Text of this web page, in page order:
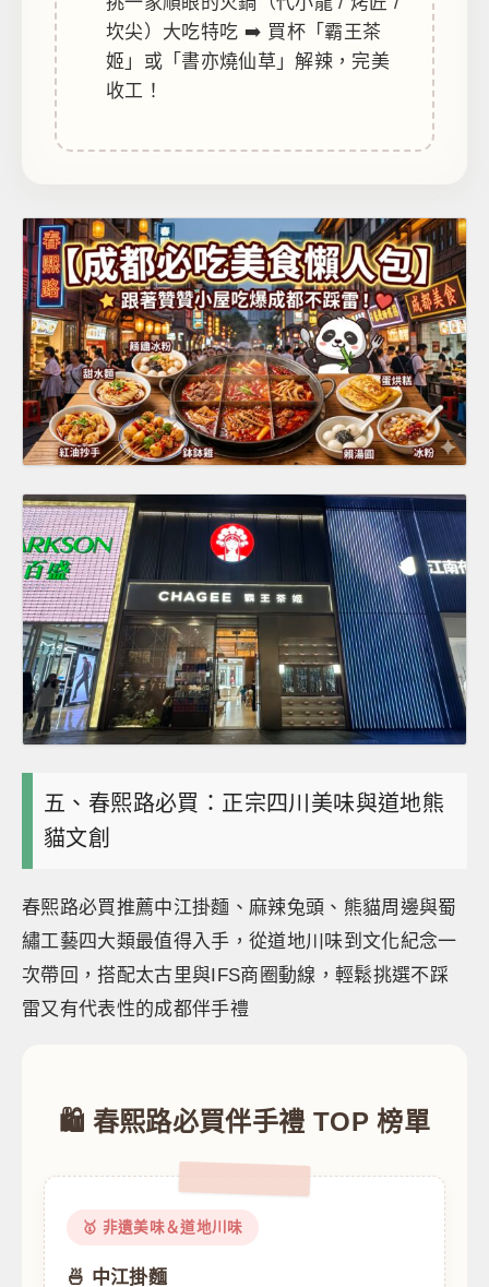
坎尖）大吃特吃 ➡️ 買杯「霸王茶
姬」或「書亦燒仙草」解辣，完美
收工！
五、春熙路必買：正宗四川美味與道地熊
貓文創
春熙路必買推薦中江掛麵、麻辣兔頭、熊貓周邊與蜀
繡工藝四大類最值得入手，從道地川味到文化紀念一
次帶回，搭配太古里與IFS商圈動線，輕鬆挑選不踩
雷又有代表性的成都伴手禮
🛍️ 春熙路必買伴手禮 TOP 榜單
🥇 非遺美味＆道地川味
🍜 中江掛麵